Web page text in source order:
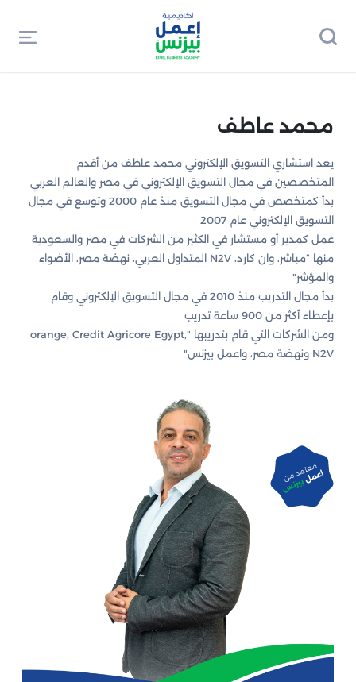
محمد عاطف
يعد استشاري التسويق الإلكتروني محمد عاطف من أقدم
المتخصصين في مجال التسويق الإلكتروني في مصر والعالم العربي
بدأ كمتخصص في مجال التسويق منذ عام 2000 وتوسع في مجال
التسويق الإلكتروني عام 2007
عمل كمدير أو مستشار في الكثير من الشركات في مصر والسعودية
منها “مباشر، وان كارد، N2V المتداول العربي، نهضة مصر، الأضواء
والمؤشر"
بدأ مجال التدريب منذ 2010 في مجال التسويق الإلكتروني وقام
بإعطاء أكثر من 900 ساعة تدريب
ومن الشركات التي قام بتدريبها "orange, Credit Agricore Egypt,
N2V ونهضة مصر، واعمل بيزنس"